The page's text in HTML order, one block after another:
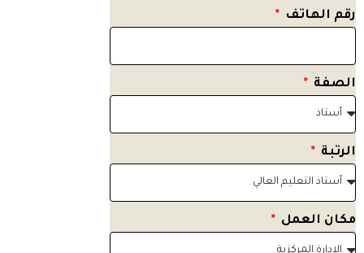
رقم الهاتف
الصفة
الرتبة
مكان العمل